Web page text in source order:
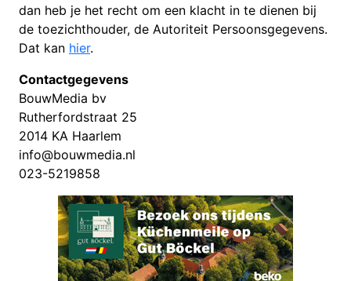
dan heb je het recht om een klacht in te dienen bij
de toezichthouder, de Autoriteit Persoonsgegevens.
Dat kan hier.
Contactgegevens
BouwMedia bv
Rutherfordstraat 25
2014 KA Haarlem
info@bouwmedia.nl
023-5219858